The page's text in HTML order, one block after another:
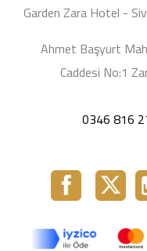
Garden Zara Hotel -
Ahmet Başyurt
Caddesi No:1
0346 816